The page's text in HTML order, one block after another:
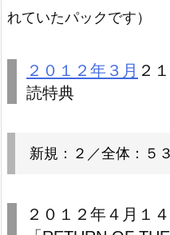
れていたパックです）
２０１２年３月 ２
読特典
新規：２／全体：５
２０１２年４月１